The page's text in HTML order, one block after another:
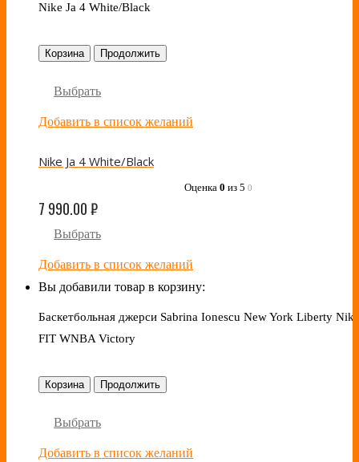
Nike Ja 4 White/Black
Корзина Продолжить
Выбрать
Добавить в список желаний
Nike Ja 4 White/Black
Оценка 0 из 5 0
7 990.00₽
Выбрать
Добавить в список желаний
Вы добавили товар в корзину:
Баскетбольная джерси Sabrina Ionescu New York Liberty
FIT WNBA Victory
Корзина Продолжить
Выбрать
Добавить в список желаний